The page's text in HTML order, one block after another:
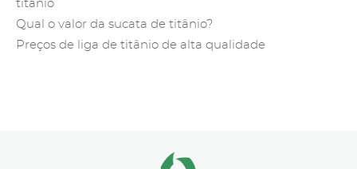
titânio
Qual o valor da sucata de titânio?
Preços de liga de titânio de alta qualidade